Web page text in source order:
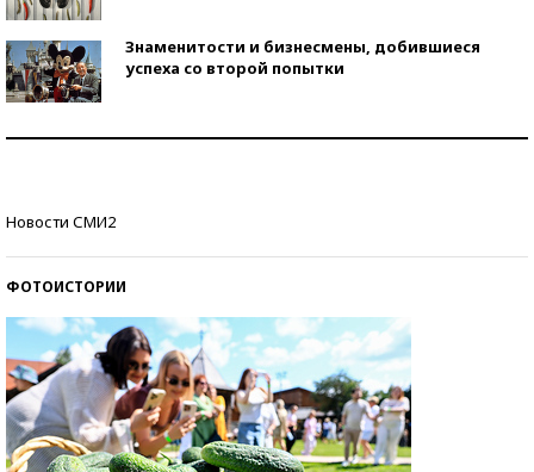
Знаменитости и бизнесмены, добившиеся
успеха со второй попытки
Новости СМИ2
ФОТОИСТОРИИ